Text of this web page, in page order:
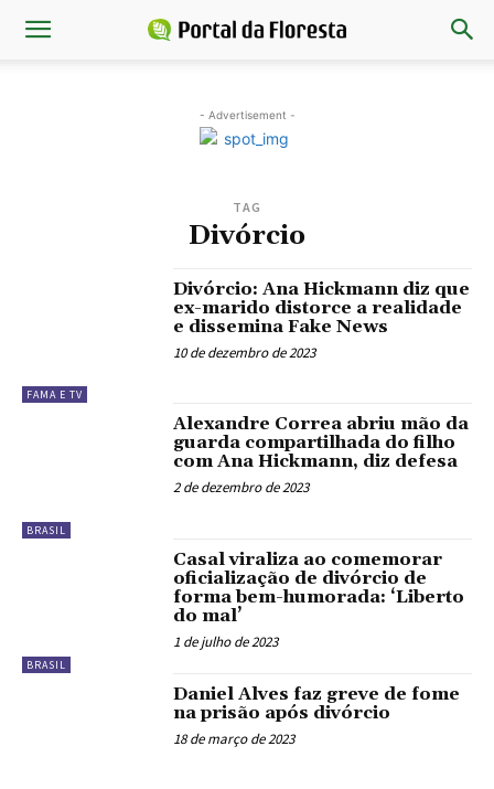
- Advertisement -
TAG
Divórcio
FAMA E TV
Divórcio: Ana Hickmann diz que
ex-marido distorce a realidade
e dissemina Fake News
10 de dezembro de 2023
BRASIL
Alexandre Correa abriu mão da
guarda compartilhada do filho
com Ana Hickmann, diz defesa
2 de dezembro de 2023
BRASIL
Casal viraliza ao comemorar
oficialização de divórcio de
forma bem-humorada: ‘Liberto
do mal’
1 de julho de 2023
Daniel Alves faz greve de fome
na prisão após divórcio
18 de março de 2023